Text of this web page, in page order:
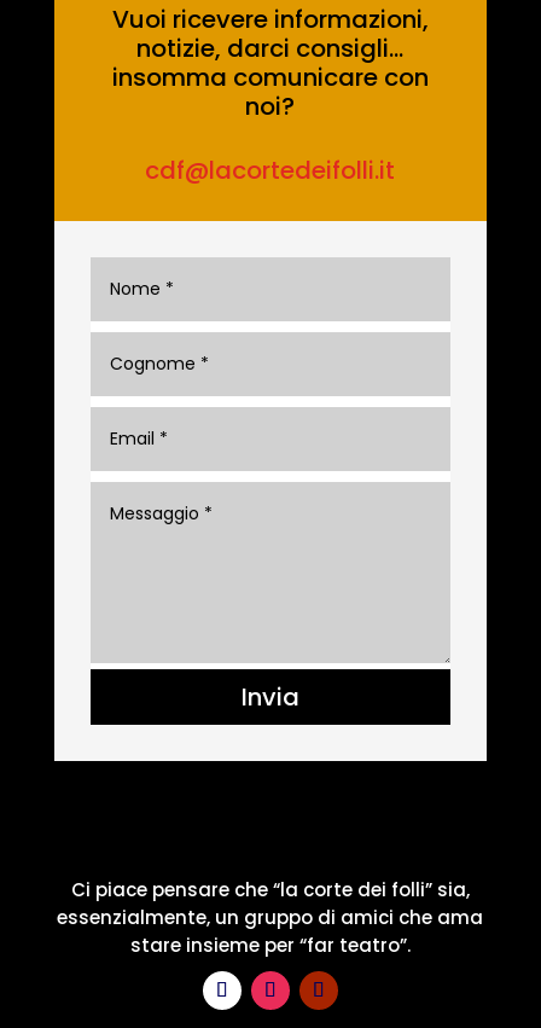
Vuoi ricevere informazioni,
notizie, darci consigli…
insomma comunicare con
noi?
cdf@lacortedeifolli.it
Invia
Ci piace pensare che “la corte dei folli” sia,
essenzialmente, un gruppo di amici che ama
stare insieme per “far teatro”.